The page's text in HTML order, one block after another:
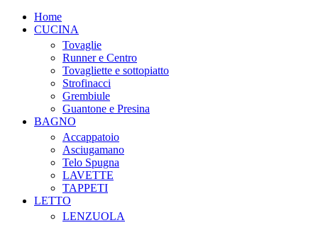
Home
CUCINA
Tovaglie
Runner e Centro
Tovagliette e sottopiatto
Strofinacci
Grembiule
Guantone e Presina
BAGNO
Accappatoio
Asciugamano
Telo Spugna
LAVETTE
TAPPETI
LETTO
LENZUOLA